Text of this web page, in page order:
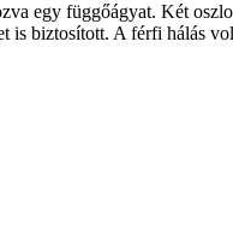
egy függőágyat. Két
is biztosított. A férfi hálás